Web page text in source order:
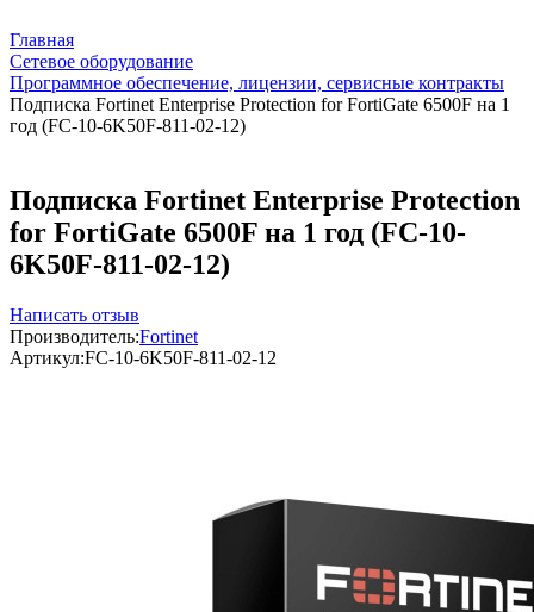
Главная
Сетевое оборудование
Программное обеспечение, лицензии, сервисные контракты
Подписка Fortinet Enterprise Protection for FortiGate 6500F на 1
год (FC-10-6K50F-811-02-12)
Подписка Fortinet Enterprise Protection
for FortiGate 6500F на 1 год (FC-10-
6K50F-811-02-12)
Написать отзыв
Производитель:Fortinet
Артикул:FC-10-6K50F-811-02-12